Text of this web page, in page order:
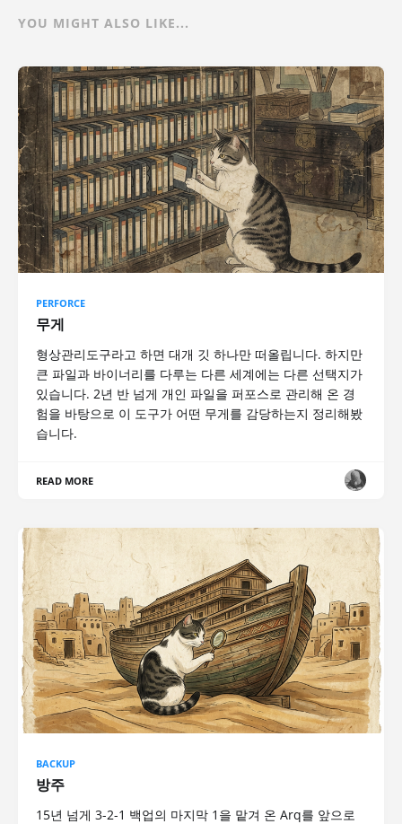
YOU MIGHT ALSO LIKE...
PERFORCE
무게
형상관리도구라고 하면 대개 깃 하나만 떠올립니다. 하지만
큰 파일과 바이너리를 다루는 다른 세계에는 다른 선택지가
있습니다. 2년 반 넘게 개인 파일을 퍼포스로 관리해 온 경
험을 바탕으로 이 도구가 어떤 무게를 감당하는지 정리해봤
습니다.
READ MORE
BACKUP
방주
15년 넘게 3-2-1 백업의 마지막 1을 맡겨 온 Arq를 앞으로